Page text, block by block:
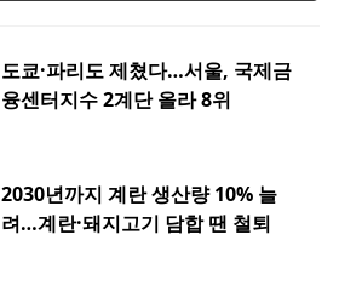
도쿄·파리도 제쳤다…서울, 국제금
융센터지수 2계단 올라 8위
2030년까지 계란 생산량 10% 늘
려…계란·돼지고기 담합 땐 철퇴